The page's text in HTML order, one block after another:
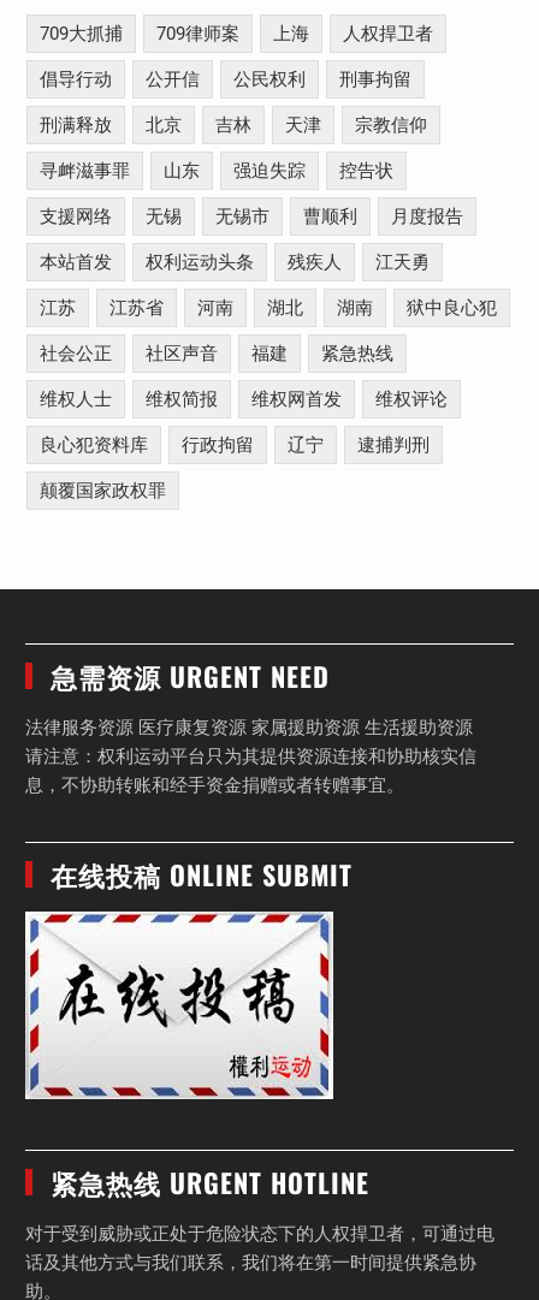
709大抓捕 709律师案 上海 人权捍卫者
倡导行动 公开信 公民权利 刑事拘留
刑满释放 北京 吉林 天津 宗教信仰
寻衅滋事罪 山东 强迫失踪 控告状
支援网络 无锡 无锡市 曹顺利 月度报告
本站首发 权利运动头条 残疾人 江天勇
江苏 江苏省 河南 湖北 湖南 狱中良心犯
社会公正 社区声音 福建 紧急热线
维权人士 维权简报 维权网首发 维权评论
良心犯资料库 行政拘留 辽宁 逮捕判刑
颠覆国家政权罪
急需资源 URGENT NEED
法律服务资源 医疗康复资源 家属援助资源 生活援助资源
请注意：权利运动平台只为其提供资源连接和协助核实信
息，不协助转账和经手资金捐赠或者转赠事宜。
在线投稿 ONLINE SUBMIT
紧急热线 URGENT HOTLINE
对于受到威胁或正处于危险状态下的人权捍卫者，可通过电
话及其他方式与我们联系，我们将在第一时间提供紧急协
助。